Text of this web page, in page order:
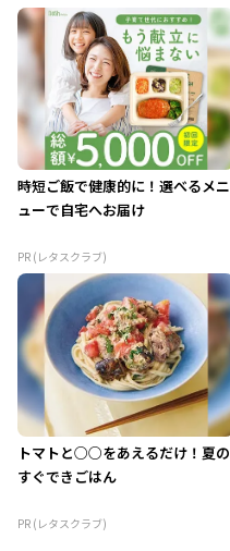
時短ご飯で健康的に！選べるメニ
ューで自宅へお届け
PR (レタスクラブ)
トマトと○○をあえるだけ！夏の
すぐできごはん
PR (レタスクラブ)